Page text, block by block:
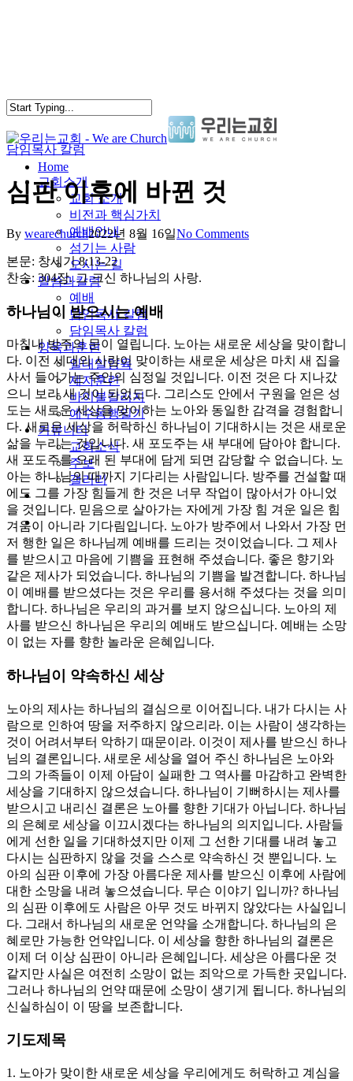
search
Menu
Home
교회소개
교회 소개
비전과 핵심가치
예배안내
섬기는 사람
오시는 길
말씀과칼럼
예배
담임목사 칼럼
담임목사 칼럼
양육과훈련
일대일양육
제자훈련
바이블칼리지
예수동행일기
커뮤니티
교회소식
주보
갤러리
youtube
soundcloud
search
담임목사 칼럼
심판 이후에 바뀐 것
By wearechurch2022년 8월 16일No Comments
본문: 창세기 8:13-22
찬송: 304장. 그 크신 하나님의 사랑.
하나님이 받으시는 예배
마침내 방주의 문이 열립니다. 노아는 새로운 세상을 맞이합니
다. 이전 세대의 사람이 맞이하는 새로운 세상은 마치 새 집을
사서 들어가는 주인의 심정일 것입니다. 이전 것은 다 지나갔
으니 보라 새 것이 되었도다. 그리스도 안에서 구원을 얻은 성
도는 새로운 세상을 맞이하는 노아와 동일한 감격을 경험합니
다. 새로운 세상을 허락하신 하나님이 기대하시는 것은 새로운
삶을 누리는 것입니다. 새 포도주는 새 부대에 담아야 합니다.
새 포도주를 오래 된 부대에 담게 되면 감당할 수 없습니다. 노
아는 하나님의 때까지 기다리는 사람입니다. 방주를 건설할 때
에도 그를 가장 힘들게 한 것은 너무 작업이 많아서가 아니었
을 것입니다. 믿음으로 살아가는 자에게 가장 힘 겨운 일은 힘
겨움이 아니라 기다림입니다. 노아가 방주에서 나와서 가장 먼
저 행한 일은 하나님께 예배를 드리는 것이었습니다. 그 제사
를 받으시고 마음에 기쁨을 표현해 주셨습니다. 좋은 향기와
같은 제사가 되었습니다. 하나님의 기쁨을 발견합니다. 하나님
이 예배를 받으셨다는 것은 우리를 용서해 주셨다는 것을 의미
합니다. 하나님은 우리의 과거를 보지 않으십니다. 노아의 제
사를 받으신 하나님은 우리의 예배도 받으십니다. 예배는 소망
이 없는 자를 향한 놀라운 은혜입니다.
하나님이 약속하신 세상
노아의 제사는 하나님의 결심으로 이어집니다. 내가 다시는 사
람으로 인하여 땅을 저주하지 않으리라. 이는 사람이 생각하는
것이 어려서부터 악하기 때문이라. 이것이 제사를 받으신 하나
님의 결론입니다. 새로운 세상을 열어 주신 하나님은 노아와
그의 가족들이 이제 아담이 실패한 그 역사를 마감하고 완벽한
세상을 기대하지 않으셨습니다. 하나님이 기뻐하시는 제사를
받으시고 내리신 결론은 노아를 향한 기대가 아닙니다. 하나님
의 은혜로 세상을 이끄시겠다는 하나님의 의지입니다. 사람들
에게 선한 일을 기대하셨지만 이제 그 선한 기대를 내려 놓고
다시는 심판하지 않을 것을 스스로 약속하신 것 뿐입니다. 노
아의 심판 이후에 가장 아름다운 제사를 받으신 이후에 사람에
대한 소망을 내려 놓으셨습니다. 무슨 이야기 입니까? 하나님
의 심판 이후에도 사람은 아무 것도 바뀌지 않았다는 사실입니
다. 그래서 하나님의 새로운 언약을 소개합니다. 하나님의 은
혜로만 가능한 언약입니다. 이 세상을 향한 하나님의 결론은
이제 더 이상 심판이 아니라 은혜입니다. 세상은 아름다운 것
같지만 사실은 여전히 소망이 없는 죄악으로 가득한 곳입니다.
그러나 하나님의 언약 때문에 소망이 생기게 됩니다. 하나님의
신실하심이 이 땅을 보존합니다.
기도제목
1. 노아가 맞이한 새로운 세상을 우리에게도 허락하고 계심을